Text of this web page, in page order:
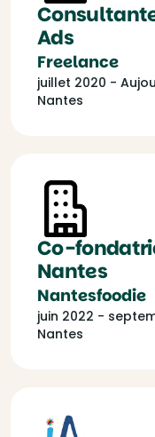
Ads
Freelance
juillet 2020 -
Nantes
Co-
Nantes
Nantesfoodie
juin 2022 -
Nantes